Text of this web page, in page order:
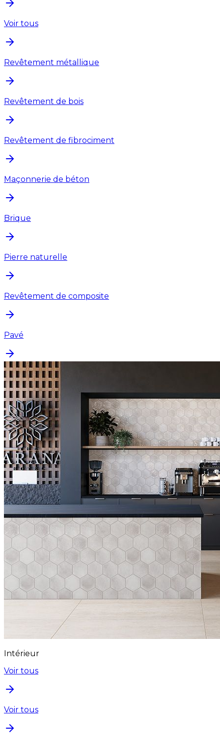
Voir tous
Revêtement métallique
Revêtement de bois
Revêtement de fibrociment
Maçonnerie de béton
Brique
Pierre naturelle
Revêtement de composite
Pavé
Intérieur
Voir tous
Voir tous